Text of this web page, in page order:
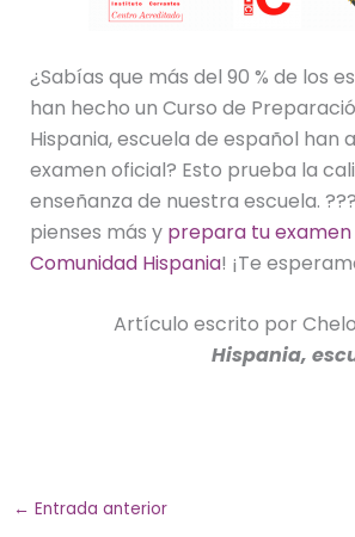
¿Sabías que más del 90 % de los
han hecho un Curso de
Hispania, escuela de español han
examen oficial? Esto prueba la
enseñanza de nuestra escuela.
pienses más y prepara tu examen
Comunidad Hispania! ¡Te
Artículo escrito por
Hispania,
← Entrada anterior